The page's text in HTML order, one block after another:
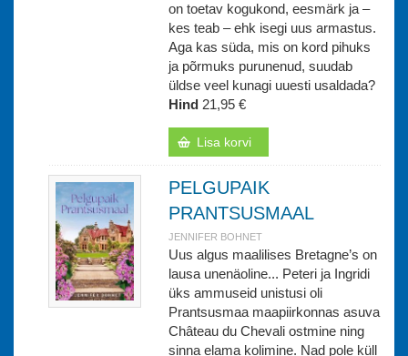
on toetav kogukond, eesmärk ja –
kes teab – ehk isegi uus armastus.
Aga kas süda, mis on kord pihuks
ja põrmuks purunenud, suudab
üldse veel kunagi uuesti usaldada?
Hind 21,95 €
Lisa korvi
PELGUPAIK
PRANTSUSMAAL
JENNIFER BOHNET
Uus algus maalilises Bretagne’s on
lausa unenäoline... Peteri ja Ingridi
üks ammuseid unistusi oli
Prantsusmaa maapiirkonnas asuva
Château du Chevali ostmine ning
sinna elama kolimine. Nad pole küll